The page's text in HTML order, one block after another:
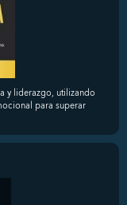
y liderazgo, utilizando
para superar